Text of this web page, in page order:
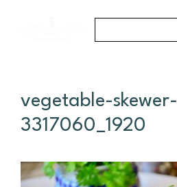
vegetable-skewer-
3317060_1920